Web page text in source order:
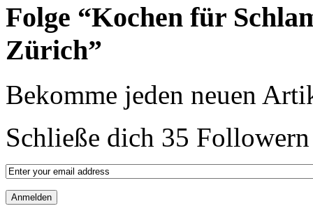
Folge “Kochen für
Zürich”
Bekomme jeden neuen
Schließe dich 35